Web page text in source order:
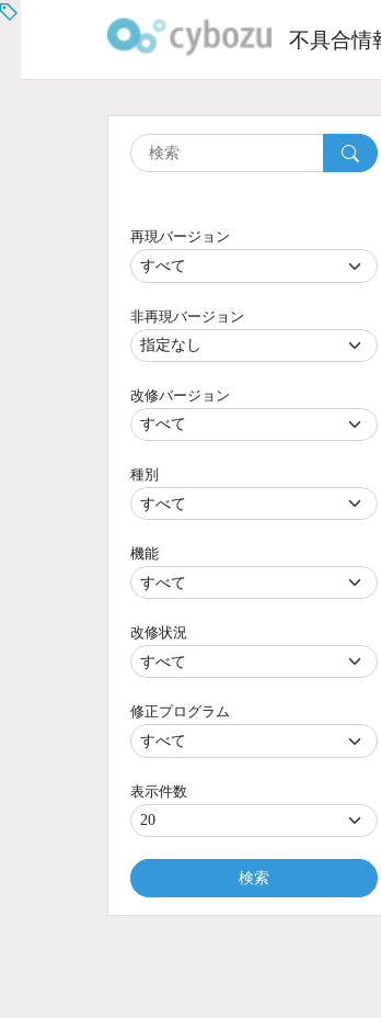
不具合情
再現バージョン
非再現バージョン
改修バージョン
種別
機能
改修状況
修正プログラム
表示件数
検索